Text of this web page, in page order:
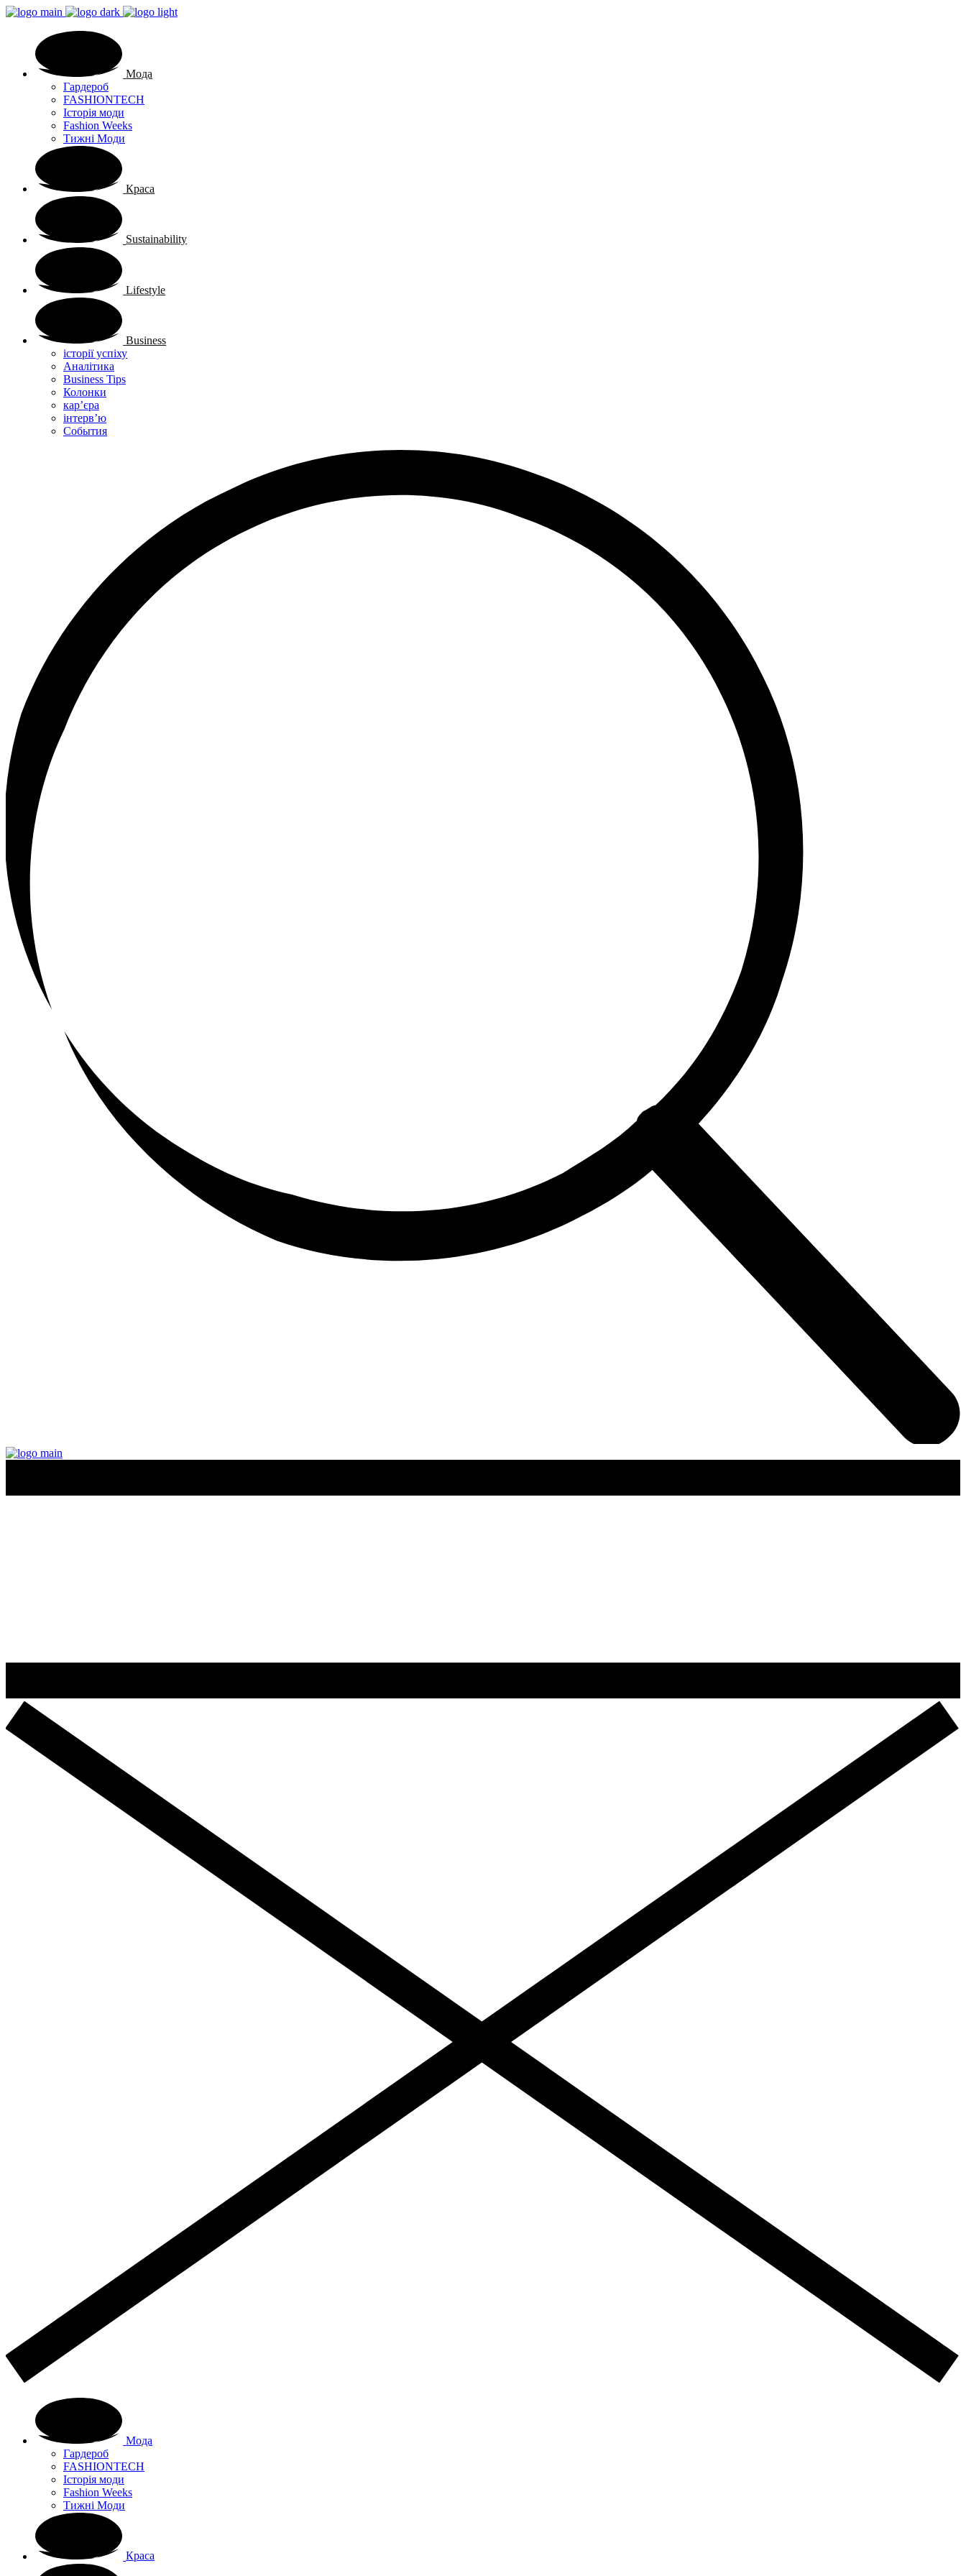
Мода
Гардероб
FASHIONTECH
Історія моди
Fashion Weeks
Тижні Моди
Краса
Sustainability
Lifestyle
Business
історії успіху
Аналітика
Business Tips
Колонки
кар’єра
інтерв’ю
Cобытия
Мода
Гардероб
FASHIONTECH
Історія моди
Fashion Weeks
Тижні Моди
Краса